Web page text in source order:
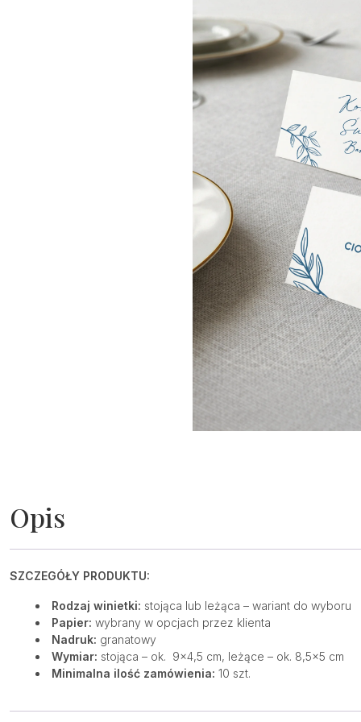
Opis
SZCZEGÓŁY PRODUKTU:
Rodzaj winietki: stojąca lub leżąca – wariant do wyboru
Papier: wybrany w opcjach przez klienta
Nadruk: granatowy
Wymiar: stojąca – ok. 9×4,5 cm, leżące – ok. 8,5×5 cm
Minimalna ilość zamówienia: 10 szt.